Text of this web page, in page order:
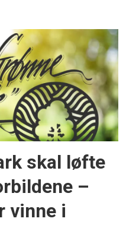
skal løfte
–
vinne i